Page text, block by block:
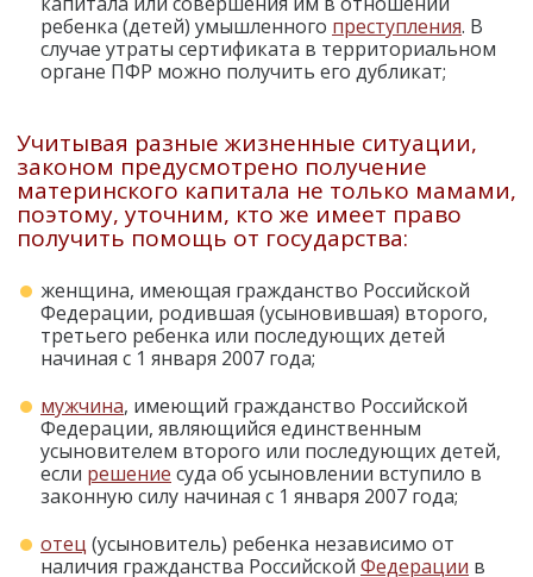
ребенка (детей) умышленного преступления. В
случае утраты сертификата в территориальном
органе ПФР можно получить его дубликат;
Учитывая разные жизненные ситуации,
законом предусмотрено получение
материнского капитала не только мамами,
поэтому, уточним, кто же имеет право
получить помощь от государства:
женщина, имеющая гражданство Российской
Федерации, родившая (усыновившая) второго,
третьего ребенка или последующих детей
начиная с 1 января 2007 года;
мужчина, имеющий гражданство Российской
Федерации, являющийся единственным
усыновителем второго или последующих детей,
если решение суда об усыновлении вступило в
законную силу начиная с 1 января 2007 года;
отец (усыновитель) ребенка независимо от
наличия гражданства Российской Федерации в